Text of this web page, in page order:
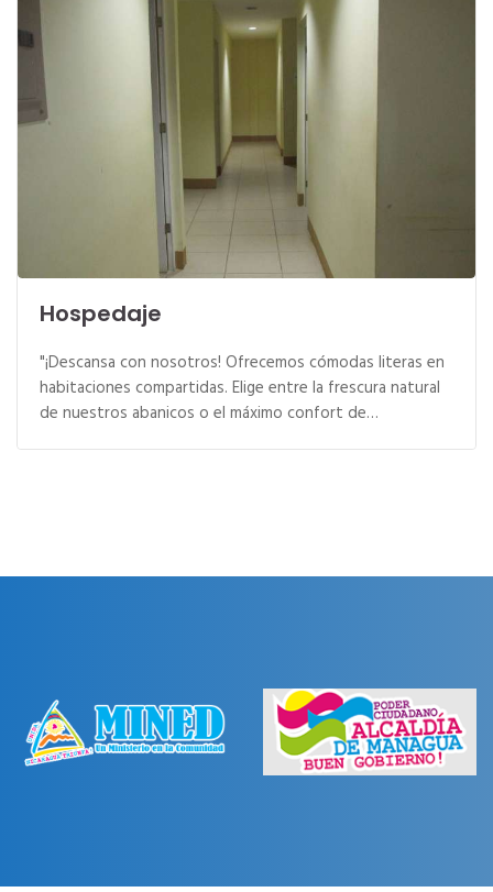
Hospedaje
"¡Descansa con nosotros! Ofrecemos cómodas literas en
habitaciones compartidas. Elige entre la frescura natural
de nuestros abanicos o el máximo confort de…